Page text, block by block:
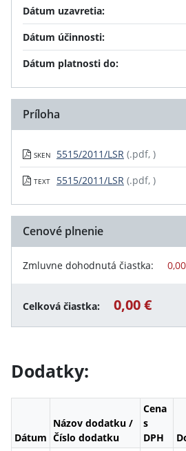
Dátum uzavretia:
Dátum účinnosti:
Dátum platnosti do:
Príloha
SKEN 5515/2011/LSR (.pdf, )
TEXT 5515/2011/LSR (.pdf, )
Cenové plnenie
Zmluvne dohodnutá čiastka:
Celková čiastka: 0,00 €
Dodatky:
Dátum
Názov dodatku /
Číslo dodatku
Cena
s
DPH